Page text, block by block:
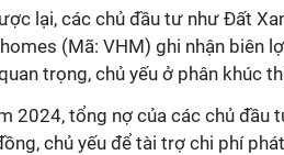
lại, các chủ đầu tư như Đất
(Mã: VHM) ghi nhận biên
trọng, chủ yếu ở phân khúc
2024, tổng nợ của các chủ đầu
chủ yếu để tài trợ chi phí